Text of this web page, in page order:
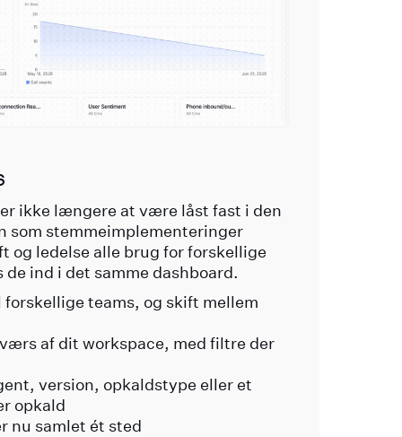
ikke længere at være låst fast i den
som stemmeimplementeringer
og ledelse alle brug for forskellige
ind i det samme dashboard.
teams, og skift mellem
af dit workspace, med filtre der
version, opkaldstype eller et
opkald
nu samlet ét sted